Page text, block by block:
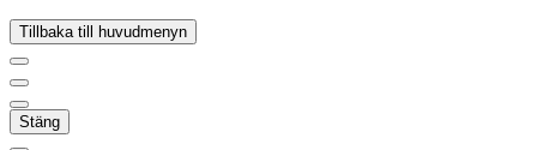
Tillbaka till huvudmenyn
Stäng